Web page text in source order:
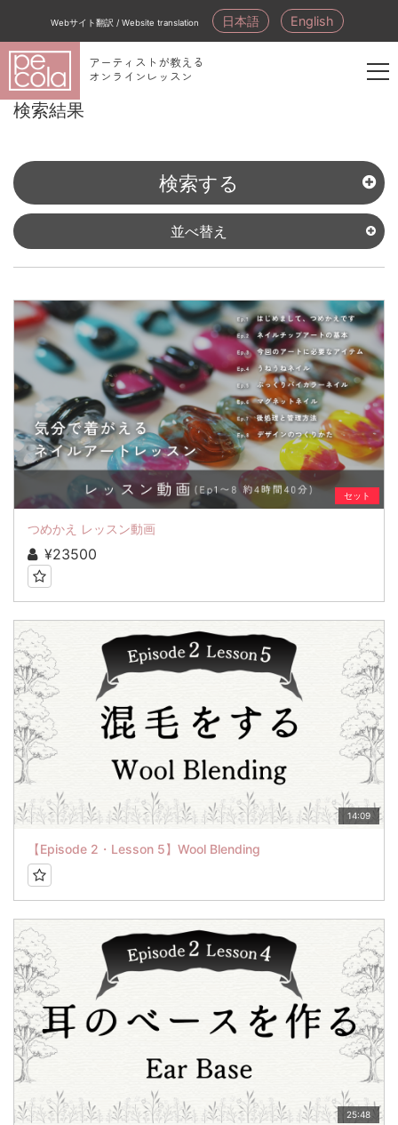
Webサイト翻訳 / Website translation 日本語 English
アーティストが教える
オンラインレッスン
員
登
録
検索結果
検索する
並べ替え
セット
つめかえ レッスン動画
¥23500
14:09
【Episode 2・Lesson 5】Wool Blending
25:48